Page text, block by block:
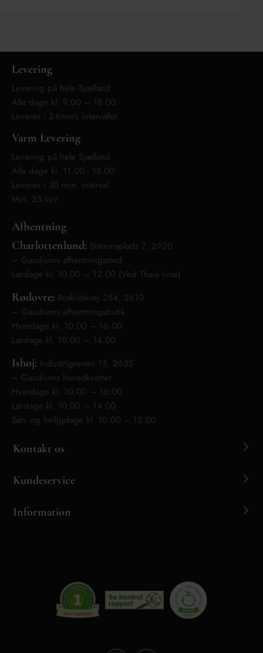
Levering
Levering på hele Sjælland
Alle dage kl. 9.00 – 18.00
Leveres i 2-timers intervaller
Varm Levering
Levering på hele Sjælland
Alle dage kl. 11.00 - 18.00
Leveres i 30 min. interval.
Min. 25 kuv.
Afhentning
Charlottenlund: Stationsplads 7, 2920
– Gaudiums afhentningssted
Lørdage kl. 10.00 – 12.00 (Ved Theis vine)
Rødovre: Roskildevej 284, 2610
– Gaudiums afhentningsbutik
Hverdage kl. 10.00 – 16.00
Lørdage kl. 10.00 – 14.00
Ishøj: Industrigrenen 15, 2635
– Gaudiums hovedkvarter
Hverdage kl. 10.00 – 16.00
Lørdage kl. 10.00 – 14.00
Søn- og helligdage kl. 10.00 – 12.00
Kontakt os
Kundeservice
Information